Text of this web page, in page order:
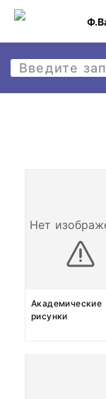
Нет
Академические
рисунки